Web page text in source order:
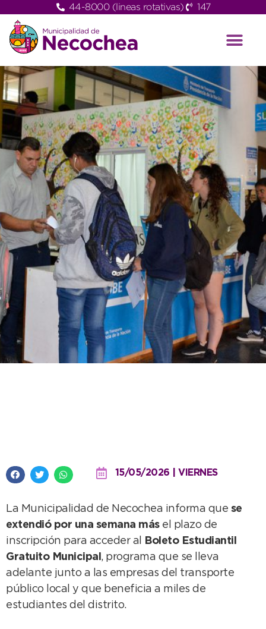
44-8000 (lineas rotativas) 147
15/05/2026 | VIERNES
La Municipalidad de Necochea informa que se
extendió por una semana másel plazo de
inscripción para acceder al
Boleto Estudiantil
Gratuito Municipal , programa que se lleva
adelante junto a las empresas del transporte
público local y que beneficia a miles de
estudiantes del distrito.